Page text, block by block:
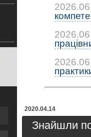
2020.04.14
Знайшли